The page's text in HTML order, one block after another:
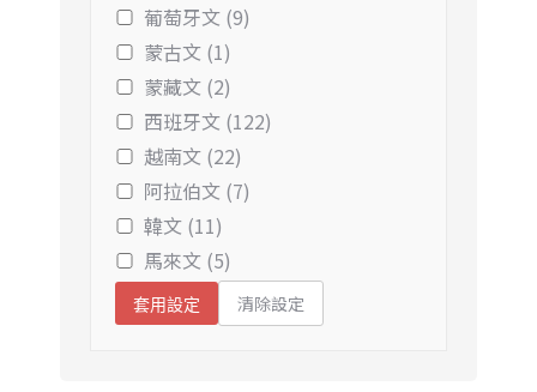
葡萄牙文 (9)
蒙古文 (1)
蒙藏文 (2)
西班牙文 (122)
越南文 (22)
阿拉伯文 (7)
韓文 (11)
馬來文 (5)
套用設定 清除設定